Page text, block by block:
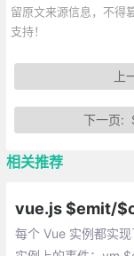
留原文来源信息，不得
支持！
上
下一页:
相关推荐
每个 Vue 实例都实